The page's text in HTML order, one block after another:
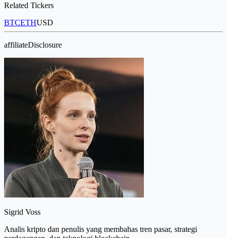
Related Tickers
BTCETHUSD
affiliateDisclosure
Sigrid Voss
Analis kripto dan penulis yang membahas tren pasar, strategi